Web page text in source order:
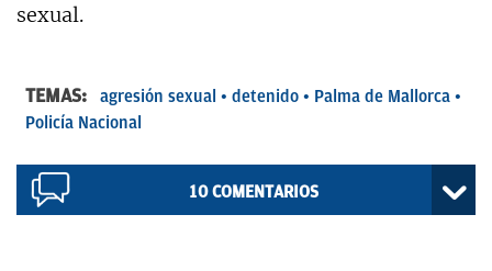
sexual.
TEMAS: agresión sexual detenido
Palma de Mallorca
Policía Nacional
10COMENTARIOS